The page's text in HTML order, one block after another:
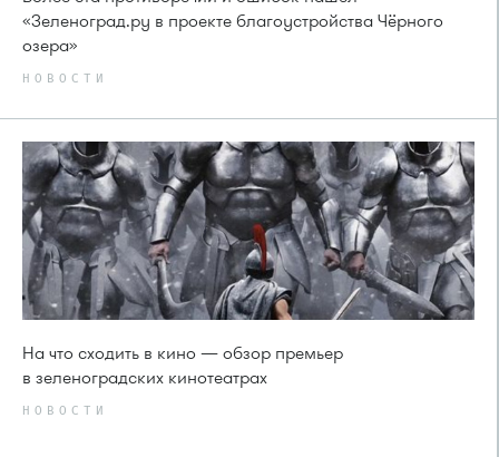
«Зеленоград.ру в проекте благоустройства Чёрного
озера»
НОВОСТИ
На что сходить в кино — обзор премьер
в зеленоградских кинотеатрах
НОВОСТИ